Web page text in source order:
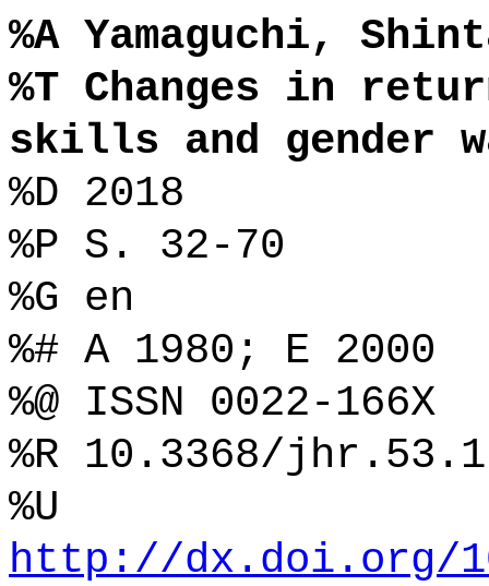
%A Yamaguchi,
%T Changes in
skills and gender
%D 2018
%P S. 32-70
%G en
%# A 1980; E 2000
%@ ISSN 0022-166X
%R 10.3368/
%U
http://dx.doi.org/